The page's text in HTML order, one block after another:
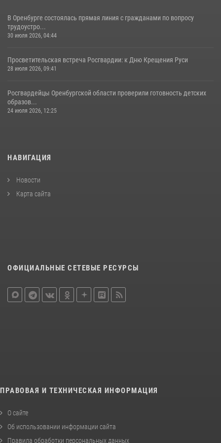
В Оренбурге состоялась прямая линия с гражданами по вопросу
трудоустро...
30 июля 2026, 04:44
Просветительская встреча Росгвардии: к Дню Крещения Руси
28 июля 2026, 09:41
Росгвардейцы Оренбургской области проверили готовность детских
образов...
24 июля 2026, 12:25
НАВИГАЦИЯ
Новости
Карта сайта
ОФИЦИАЛЬНЫЕ СЕТЕВЫЕ РЕСУРСЫ
ПРАВОВАЯ И ТЕХНИЧЕСКАЯ ИНФОРМАЦИЯ
О сайте
Об использовании информации сайта
Правила обработки персональных данных